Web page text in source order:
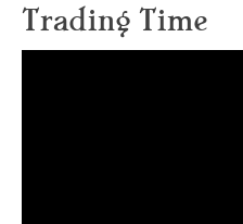
Trading Time